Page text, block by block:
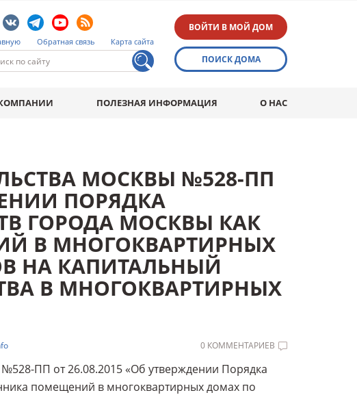
Обратная связь Карта сайта
ВОЙТИ В МОЙ ДОМ
ПОИСК ДОМА
ПОЛЕЗНАЯ ИНФОРМАЦИЯ О НАС
МОСКВЫ №528-ПП
ПОРЯДКА
ГОРОДА МОСКВЫ КАК
В МНОГОКВАРТИРНЫХ
НА КАПИТАЛЬНЫЙ
В МНОГОКВАРТИРНЫХ
0 КОММЕНТАРИЕВ
ПП от 26.08.2015 «Об утверждении Порядка
помещений в многоквартирных домах по